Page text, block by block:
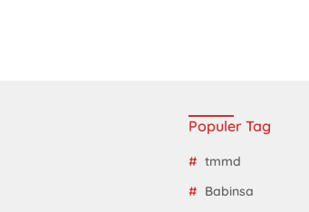
Populer Tag
tmmd
Babinsa